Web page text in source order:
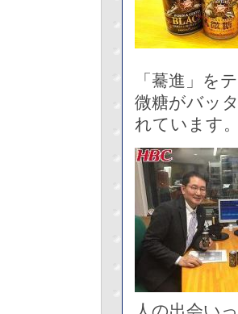
「驀進」を
微糖がバッ
れています